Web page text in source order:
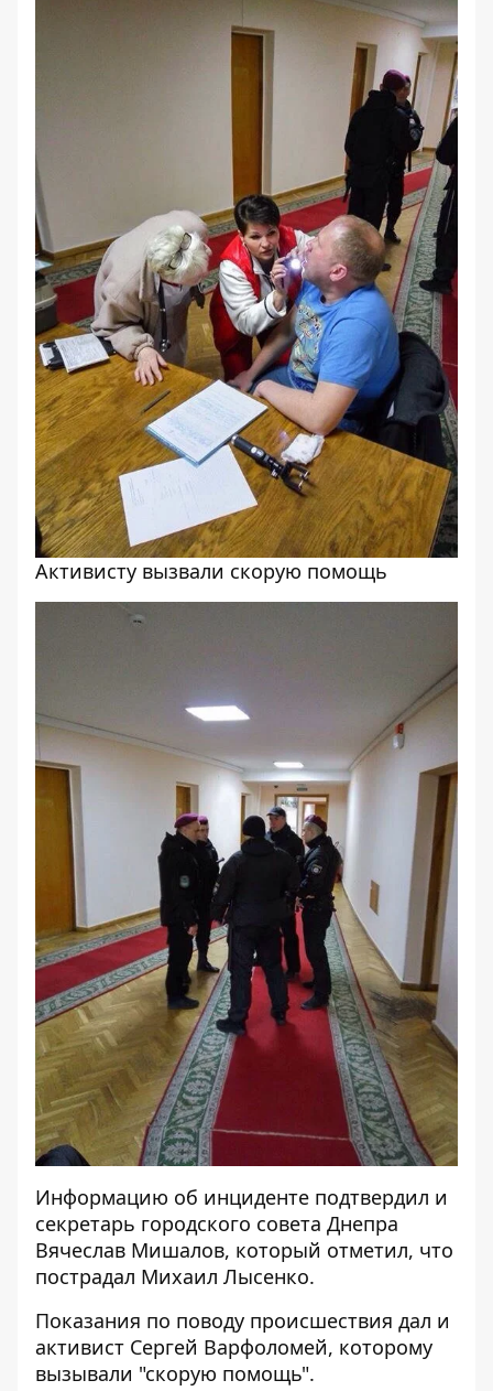
Активисту вызвали скорую помощь
Информацию об инциденте подтвердил и
секретарь городского совета Днепра
Вячеслав Мишалов, который отметил, что
пострадал Михаил Лысенко.
Показания по поводу происшествия дал и
активист Сергей Варфоломей, которому
вызывали "скорую помощь".